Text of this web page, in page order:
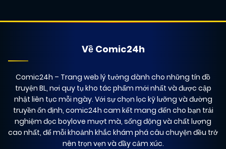
Về Comic24h
Comic24h – Trang web lý tưởng dành cho những tín đồ
truyện BL, nơi quy tụ kho tác phẩm mới nhất và được cập
nhật liên tục mỗi ngày. Với sự chọn lọc kỹ lưỡng và đường
truyền ổn định, comic24h cam kết mang đến cho bạn trải
nghiệm đọc boylove mượt mà, sống động và chất lượng
cao nhất, để mỗi khoảnh khắc khám phá câu chuyện đều trở
nên trọn vẹn và đầy cảm xúc.